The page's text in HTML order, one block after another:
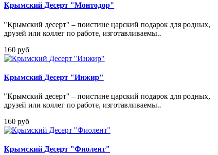
Крымский Десерт "Монтодор"
"Крымский десерт" – поистине царский подарок для родных,
друзей или коллег по работе, изготавливаемы..
160 руб
Крымский Десерт "Инжир"
"Крымский десерт" – поистине царский подарок для родных,
друзей или коллег по работе, изготавливаемы..
160 руб
Крымский Десерт "Фиолент"